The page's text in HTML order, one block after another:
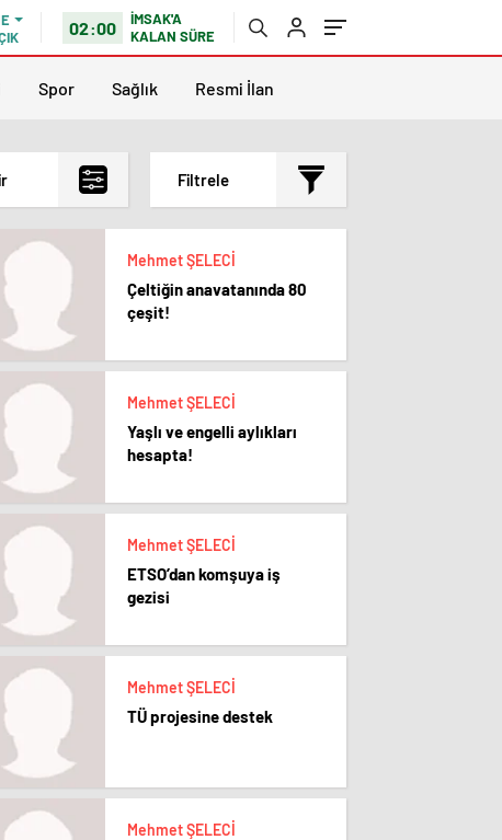
02:00
İMSAK'A
KALAN SÜRE
Spor Sağlık Resmi İlan
Filtrele
En çok okunanlar
En az okunanlar
Yorum Sayısına Göre
En eskiler
Mehmet ŞELECİ
Çeltiğin anavatanında 80
çeşit!
Mehmet ŞELECİ
Yaşlı ve engelli aylıkları
hesapta!
Mehmet ŞELECİ
ETSO’dan komşuya iş
gezisi
Mehmet ŞELECİ
TÜ projesine destek
Mehmet ŞELECİ